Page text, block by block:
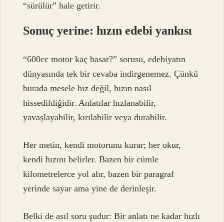
“sürülür” hale getirir.
Sonuç yerine: hızın edebi yankısı
“600cc motor kaç basar?” sorusu, edebiyatın
dünyasında tek bir cevaba indirgenemez. Çünkü
burada mesele hız değil, hızın nasıl
hissedildiğidir. Anlatılar hızlanabilir,
yavaşlayabilir, kırılabilir veya durabilir.
Her metin, kendi motorunu kurar; her okur,
kendi hızını belirler. Bazen bir cümle
kilometrelerce yol alır, bazen bir paragraf
yerinde sayar ama yine de derinleşir.
Belki de asıl soru şudur: Bir anlatı ne kadar hızlı